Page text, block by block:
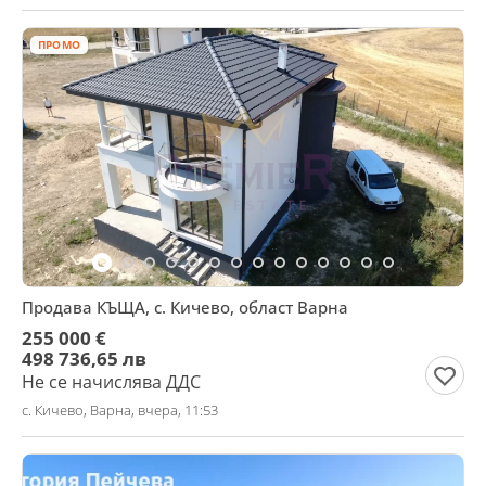
ПРОМО
Продава КЪЩА, с. Кичево, област Варна
255 000 €
498 736,65 лв
Не се начислява ДДС
с. Кичево, Варна, вчера, 11:53